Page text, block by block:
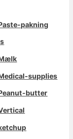
pakning
supplies
butter